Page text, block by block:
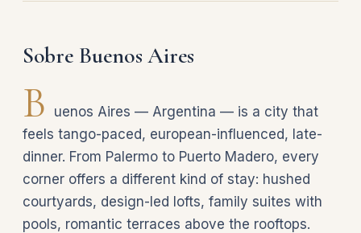
Sobre Buenos Aires
B
uenos Aires — Argentina — is a city that
feels tango-paced, european-influenced, late-
dinner. From Palermo to Puerto Madero, every
corner offers a different kind of stay: hushed
courtyards, design-led lofts, family suites with
pools, romantic terraces above the rooftops.